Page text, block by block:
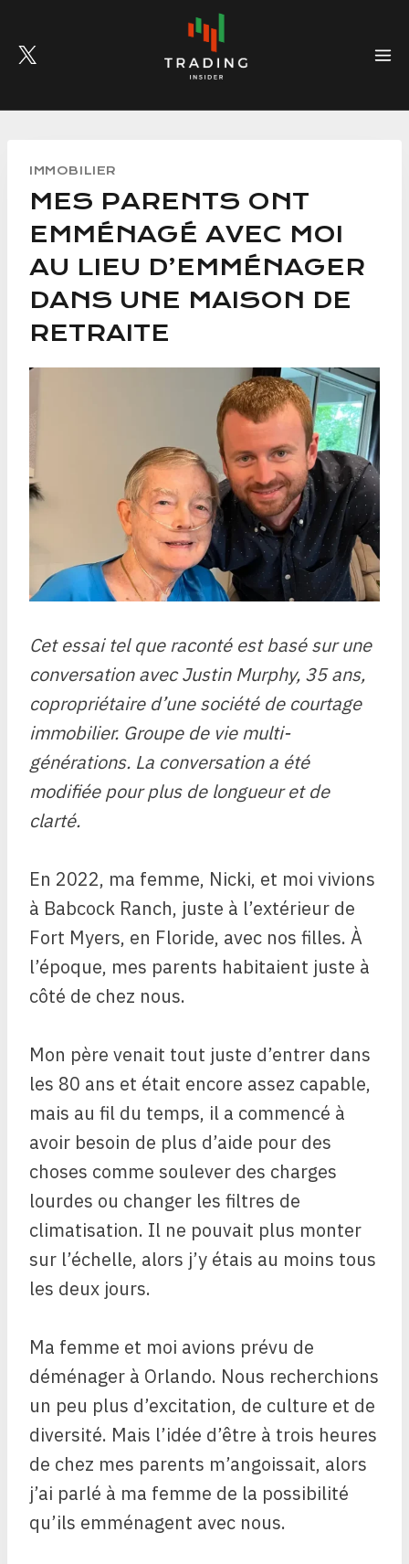
content
IMMOBILIER
MES PARENTS ONT
EMMÉNAGÉ AVEC MOI
AU LIEU D’EMMÉNAGER
DANS UNE MAISON DE
RETRAITE
Cet essai tel que raconté est basé sur une
conversation avec Justin Murphy, 35 ans,
copropriétaire d’une société de courtage
immobilier. Groupe de vie multi-
générations. La conversation a été
modifiée pour plus de longueur et de
clarté.
En 2022, ma femme, Nicki, et moi vivions
à Babcock Ranch, juste à l’extérieur de
Fort Myers, en Floride, avec nos filles. À
l’époque, mes parents habitaient juste à
côté de chez nous.
Mon père venait tout juste d’entrer dans
les 80 ans et était encore assez capable,
mais au fil du temps, il a commencé à
avoir besoin de plus d’aide pour des
choses comme soulever des charges
lourdes ou changer les filtres de
climatisation. Il ne pouvait plus monter
sur l’échelle, alors j’y étais au moins tous
les deux jours.
Ma femme et moi avions prévu de
déménager à Orlando. Nous recherchions
un peu plus d’excitation, de culture et de
diversité. Mais l’idée d’être à trois heures
de chez mes parents m’angoissait, alors
j’ai parlé à ma femme de la possibilité
qu’ils emménagent avec nous.